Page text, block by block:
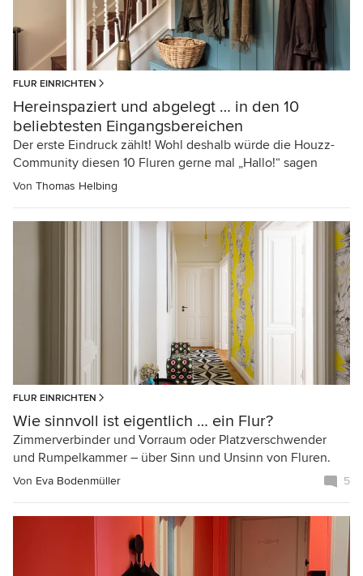
FLUR EINRICHTEN
Hereinspaziert und abgelegt … in den 10
beliebtesten Eingangsbereichen
Der erste Eindruck zählt! Wohl deshalb würde die Houzz-
Community diesen 10 Fluren gerne mal „Hallo!“ sagen
Von Thomas Helbing
FLUR EINRICHTEN
Wie sinnvoll ist eigentlich … ein Flur?
Zimmerverbinder und Vorraum oder Platzverschwender
und Rumpelkammer – über Sinn und Unsinn von Fluren.
Von Eva Bodenmüller 5